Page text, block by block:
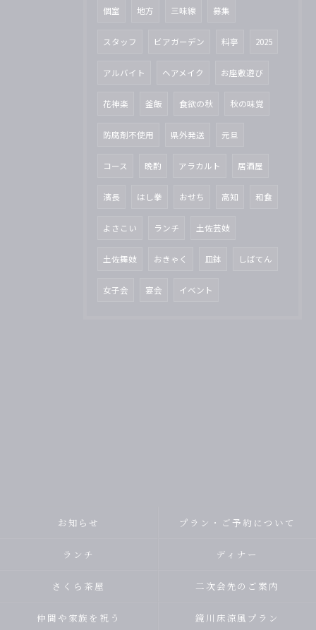
個室 地方 三味線 募集
スタッフ ビアガーデン 料亭 2025
アルバイト ヘアメイク お座敷遊び
花神楽 釜飯 食欲の秋 秋の味覚
防腐剤不使用 県外発送 元旦
コース 晩酌 アラカルト 居酒屋
濱長 はし拳 おせち 高知 和食
よさこい ランチ 土佐芸妓
土佐舞妓 おきゃく 皿鉢 しばてん
女子会 宴会 イベント
お知らせ プラン・ご予約について
ランチ ディナー
さくら茶屋 二次会先のご案内
仲間や家族を祝う 鏡川床涼風プラン